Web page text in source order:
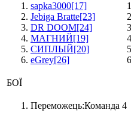
sapka3000[17]
Jebiga Bratte[23]
DR DOOM[24]
МАГНИЙ[19]
СИПЛЫЙ[20]
eGrey[26]
БОЇ
Переможець:Команда 4